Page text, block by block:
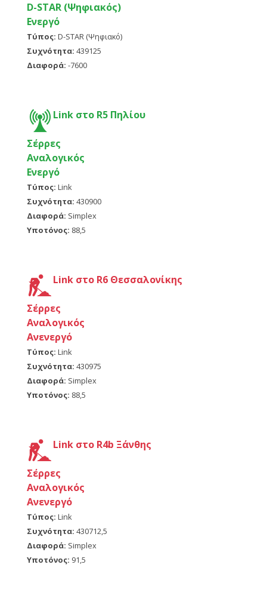
D-STAR (Ψηφιακός)
Ενεργό
Τύπος: D-STAR (Ψηφιακό)
Συχνότητα: 439125
Διαφορά: -7600
Link στο R5 Πηλίου
Σέρρες
Αναλογικός
Ενεργό
Τύπος: Link
Συχνότητα: 430900
Διαφορά: Simplex
Υποτόνος: 88,5
Link στο R6 Θεσσαλονίκης
Σέρρες
Αναλογικός
Ανενεργό
Τύπος: Link
Συχνότητα: 430975
Διαφορά: Simplex
Υποτόνος: 88,5
Link στο R4b Ξάνθης
Σέρρες
Αναλογικός
Ανενεργό
Τύπος: Link
Συχνότητα: 430712,5
Διαφορά: Simplex
Υποτόνος: 91,5